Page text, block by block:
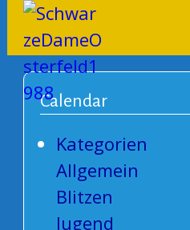
Calendar
Kategorien
Allgemein
Blitzen
Jugend